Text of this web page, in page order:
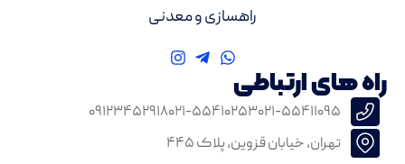
راه های ارتباطی
۰۲۱-۵۵۴۱۱۰۹۵۰۲۱-۵۵۴۱۰۲۵۳۰۹۱۲۳۴۵۲۹۱۸
تهران، خیابان قزوین، پلاک ۴۴۵
راهسازی و معدنی